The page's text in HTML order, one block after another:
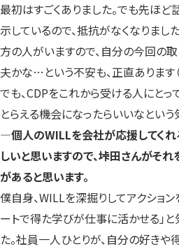
最初はすごくありました。でも先ほ
示しているので、抵抗がなくなりまし
方の人がいますので、自分の今回の
夫かな…という不安も、正直あります（
でも、CDPをこれから受ける人にと
とらえる機会になったらいいなとい
―個人のWILLを会社が応援してくれ
しいと思いますので、垰田さんがそれ
があると思います。
僕自身、WILLを深掘りしてアクション
ートで得た学びが仕事に活かせる」
た。社員一人ひとりが、自分の好き